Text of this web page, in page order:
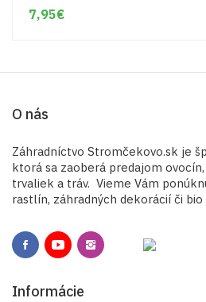
7,95€
O nás
Záhradníctvo Stromčekovo.sk je
ktorá sa zaoberá predajom
trvaliek a tráv. Vieme Vám
rastlín, záhradných dekorácií či bio
Informácie